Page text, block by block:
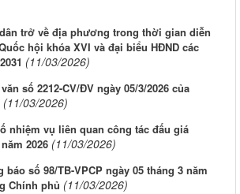
trở về địa phương trong thời gian diễn
hội khóa XVI và đại biểu HĐND các
(11/03/2026)
số 2212-CV/ĐV ngày 05/3/2026 của
(11/03/2026)
nhiệm vụ liên quan công tác đấu giá
2026 (11/03/2026)
báo số 98/TB-VPCP ngày 05 tháng 3 năm
Chính phủ (11/03/2026)